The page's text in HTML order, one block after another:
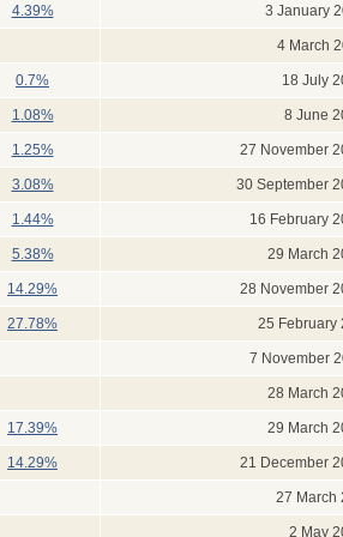
4.39% 3 January
4 March
0.7% 18 July
1.08% 8 June
1.25% 27 November
3.08% 30 September
1.44% 16 February
5.38% 29 March
14.29% 28 November
27.78% 25 February
7 November
28 March
17.39% 29 March
14.29% 21 December
27 March
2 May